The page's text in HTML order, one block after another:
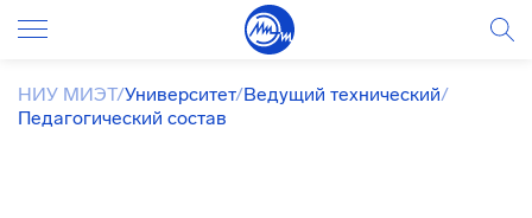
НИУ МИЭТ/Университет/Ведущий технический/
Педагогический состав